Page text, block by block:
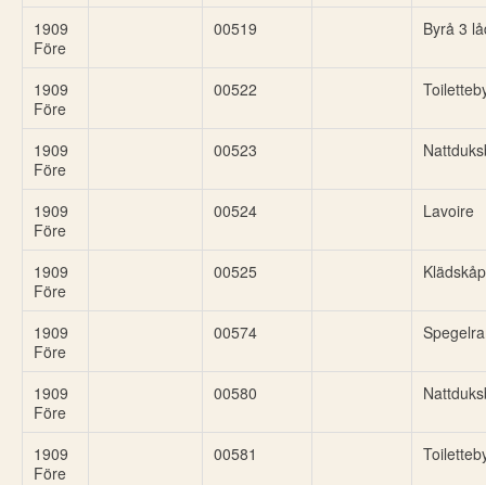
1909
Före
00519 Byrå 3
1909
Före
00522
1909
Före
00523
1909
Före
00524 Lavoire
1909
Före
00525 Klädskåp
1909
Före
00574
1909
Före
00580
1909
Före
00581